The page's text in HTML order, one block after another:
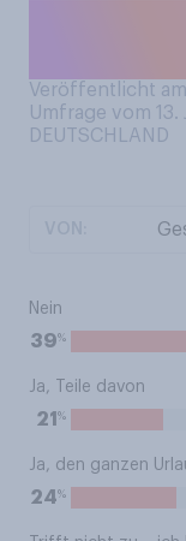
Veröffentlicht am
Umfrage vom
DEUTSCHLAND
Nein
39%
Ja, Teile davon
21 %
Ja, den ganzen
24%